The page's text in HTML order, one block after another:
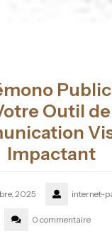
Outil de
Impactant
2025 internet-
0 commentaire